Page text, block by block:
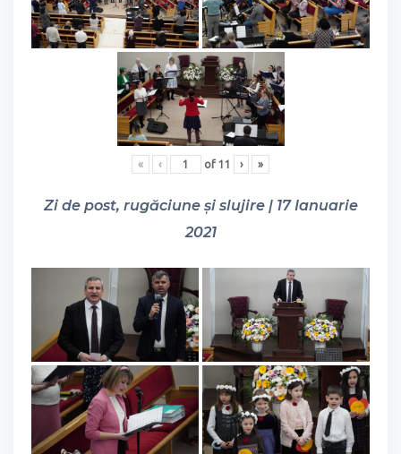
« ‹ of 11 › »
Zi de post, rugăciune și slujire | 17 Ianuarie
2021